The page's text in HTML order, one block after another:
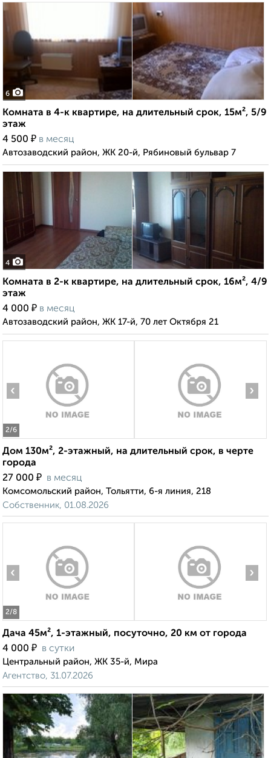
6
Комната в 4-к квартире, на длительный срок, 15м², 5/9
этаж
4 500 ₽ в месяц
Автозаводский район, ЖК 20-й, Рябиновый бульвар 7
4
Комната в 2-к квартире, на длительный срок, 16м², 4/9
этаж
4 000 ₽ в месяц
Автозаводский район, ЖК 17-й, 70 лет Октября 21
2/6
‹ ›
Дом 130м², 2-этажный, на длительный срок, в черте
города
27 000 ₽ в месяц
Комсомольский район, Тольятти, 6-я линия, 218
Собственник, 01.08.2026
2/8
‹ ›
Дача 45м², 1-этажный, посуточно, 20 км от города
4 000 ₽ в сутки
Центральный район, ЖК 35-й, Мира
Агентство, 31.07.2026